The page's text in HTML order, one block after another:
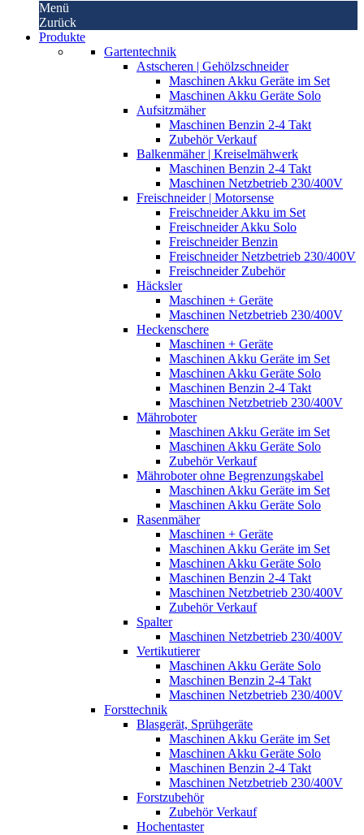
Menü
Zurück
Produkte
Gartentechnik
Astscheren | Gehölzschneider
Maschinen Akku Geräte im Set
Maschinen Akku Geräte Solo
Aufsitzmäher
Maschinen Benzin 2-4 Takt
Zubehör Verkauf
Balkenmäher | Kreiselmähwerk
Maschinen Benzin 2-4 Takt
Maschinen Netzbetrieb 230/400V
Freischneider | Motorsense
Freischneider Akku im Set
Freischneider Akku Solo
Freischneider Benzin
Freischneider Netzbetrieb 230/400V
Freischneider Zubehör
Häcksler
Maschinen + Geräte
Maschinen Netzbetrieb 230/400V
Heckenschere
Maschinen + Geräte
Maschinen Akku Geräte im Set
Maschinen Akku Geräte Solo
Maschinen Benzin 2-4 Takt
Maschinen Netzbetrieb 230/400V
Mähroboter
Maschinen Akku Geräte im Set
Maschinen Akku Geräte Solo
Zubehör Verkauf
Mähroboter ohne Begrenzungskabel
Maschinen Akku Geräte im Set
Maschinen Akku Geräte Solo
Rasenmäher
Maschinen + Geräte
Maschinen Akku Geräte im Set
Maschinen Akku Geräte Solo
Maschinen Benzin 2-4 Takt
Maschinen Netzbetrieb 230/400V
Zubehör Verkauf
Spalter
Maschinen Netzbetrieb 230/400V
Vertikutierer
Maschinen Akku Geräte Solo
Maschinen Benzin 2-4 Takt
Maschinen Netzbetrieb 230/400V
Forsttechnik
Blasgerät, Sprühgeräte
Maschinen Akku Geräte im Set
Maschinen Akku Geräte Solo
Maschinen Benzin 2-4 Takt
Maschinen Netzbetrieb 230/400V
Forstzubehör
Zubehör Verkauf
Hochentaster